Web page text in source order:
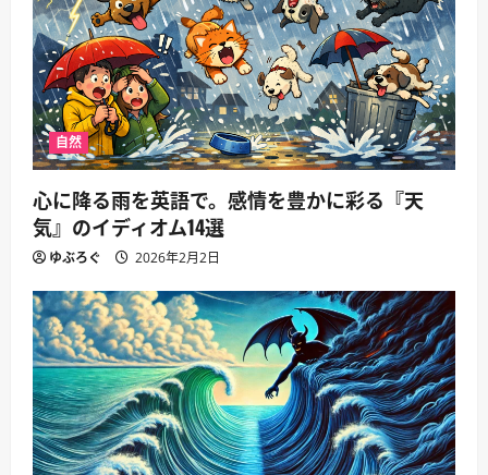
自然
心に降る雨を英語で。感情を豊かに彩る『天
気』のイディオム14選
ゆぶろぐ 2026年2月2日